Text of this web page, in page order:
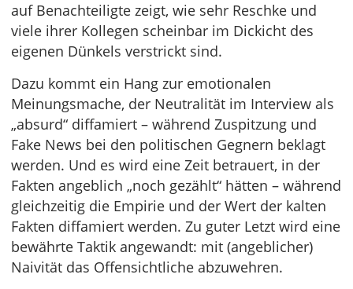
auf Benachteiligte zeigt, wie sehr Reschke und
viele ihrer Kollegen scheinbar im Dickicht des
eigenen Dünkels verstrickt sind.
Dazu kommt ein Hang zur emotionalen
Meinungsmache, der Neutralität im Interview als
„absurd“ diffamiert – während Zuspitzung und
Fake News bei den politischen Gegnern beklagt
werden. Und es wird eine Zeit betrauert, in der
Fakten angeblich „noch gezählt“ hätten – während
gleichzeitig die Empirie und der Wert der kalten
Fakten diffamiert werden. Zu guter Letzt wird eine
bewährte Taktik angewandt: mit (angeblicher)
Naivität das Offensichtliche abzuwehren.